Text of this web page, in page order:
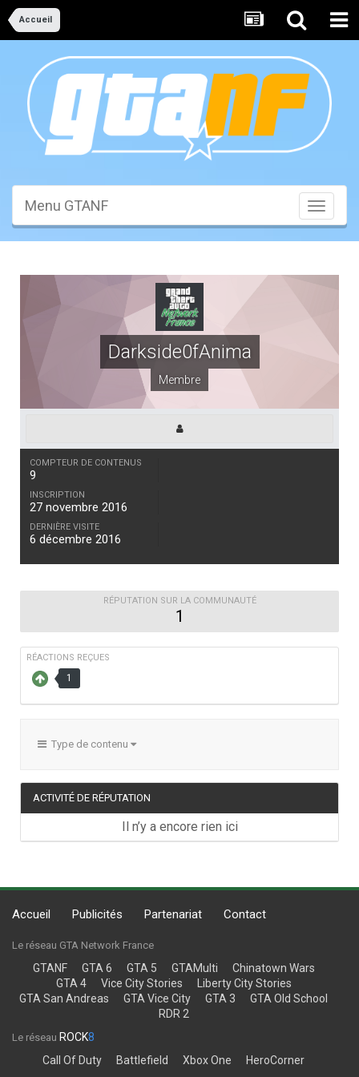
Accueil
Toggle
Menu GTANF
Darkside0fAnima
Membre
COMPTEUR DE CONTENUS
9
INSCRIPTION
27 novembre 2016
DERNIÈRE VISITE
6 décembre 2016
RÉPUTATION SUR LA COMMUNAUTÉ
1
RÉACTIONS REÇUES
1
Type de contenu
ACTIVITÉ DE RÉPUTATION
Il n’y a encore rien ici
Accueil Publicités Partenariat Contact
Le réseau GTA Network France
GTANF GTA 6 GTA 5 GTAMulti
Chinatown Wars
GTA 4
Vice City Stories
Liberty City Stories
GTA San Andreas
GTA Vice City GTA 3
GTA Old School
RDR 2
Le réseau ROCK8
Call Of Duty
Battlefield Xbox One HeroCorner